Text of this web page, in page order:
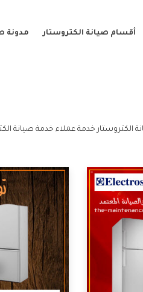
أقسام صيانة الكتروستار مدونة
الكتروستار خدمة عملاء خدمة صيانة